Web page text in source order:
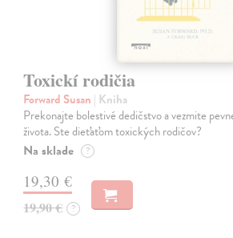
Toxickí rodičia
Forward Susan | Kniha
Prekonajte bolestivé dedičstvo a vezmite
života. Ste dieťaťom toxických rodičov?
Na sklade ?
19,30 €
19,90 € ?